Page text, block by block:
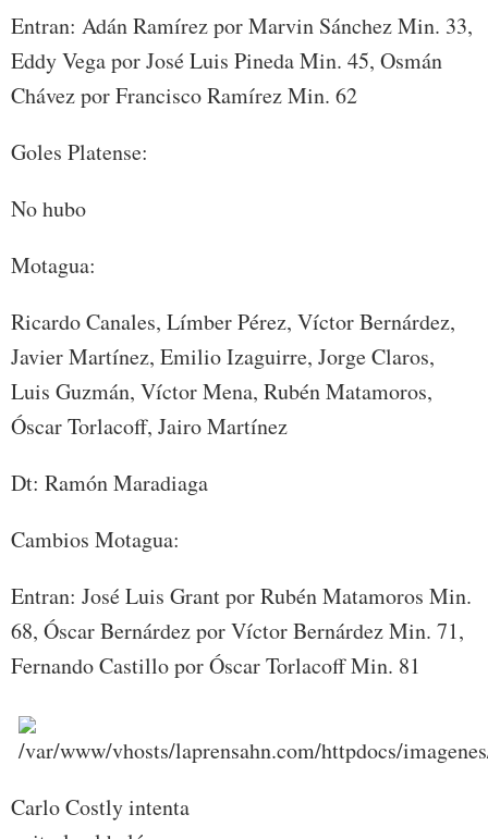
Entran: Adán Ramírez por Marvin Sánchez Min. 33,
Eddy Vega por José Luis Pineda Min. 45, Osmán
Chávez por Francisco Ramírez Min. 62
Goles Platense:
No hubo
Motagua:
Ricardo Canales, Límber Pérez, Víctor Bernárdez,
Javier Martínez, Emilio Izaguirre, Jorge Claros,
Luis Guzmán, Víctor Mena, Rubén Matamoros,
Óscar Torlacoff, Jairo Martínez
Dt: Ramón Maradiaga
Cambios Motagua:
Entran: José Luis Grant por Rubén Matamoros Min.
68, Óscar Bernárdez por Víctor Bernárdez Min. 71,
Fernando Castillo por Óscar Torlacoff Min. 81
Carlo Costly intenta